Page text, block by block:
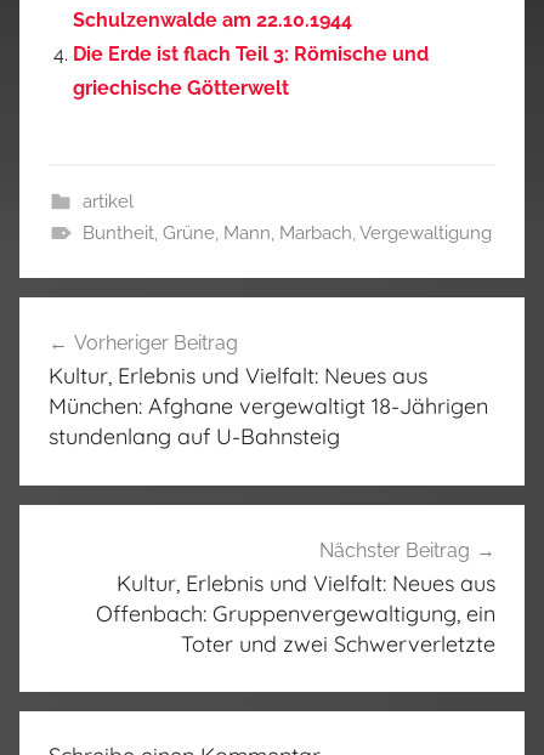
Schulzenwalde am 22.10.1944
Die Erde ist flach Teil 3: Römische und
griechische Götterwelt
artikel
Buntheit, Grüne, Mann, Marbach,Vergewaltigung
Vorheriger Beitrag
Kultur, Erlebnis und Vielfalt: Neues aus
München: Afghane vergewaltigt 18-Jährigen
stundenlang auf U-Bahnsteig
Nächster Beitrag
Kultur, Erlebnis und Vielfalt: Neues aus
Offenbach: Gruppenvergewaltigung, ein
Toter und zwei Schwerverletzte